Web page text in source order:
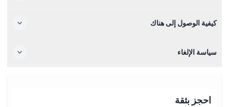
كيفية الوصول إلى هناك
سياسة الإلغاء
احجز بثقة